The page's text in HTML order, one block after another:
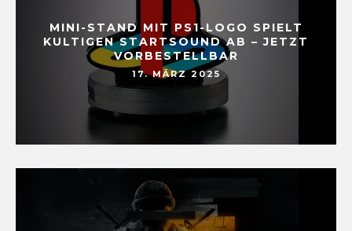
MINI-STAND MIT PS1-LOGO SPIELT
KULTIGEN STARTSOUND AB – JETZT
VORBESTELLBAR
17. MÄRZ 2025